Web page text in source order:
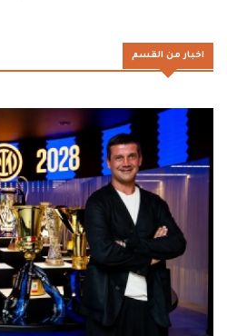
اخبار من القسم